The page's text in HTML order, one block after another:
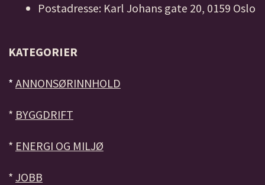
Postadresse: Karl Johans gate 20, 0159 Oslo
KATEGORIER
* ANNONSØRINNHOLD
* BYGGDRIFT
* ENERGI OG MILJØ
* JOBB